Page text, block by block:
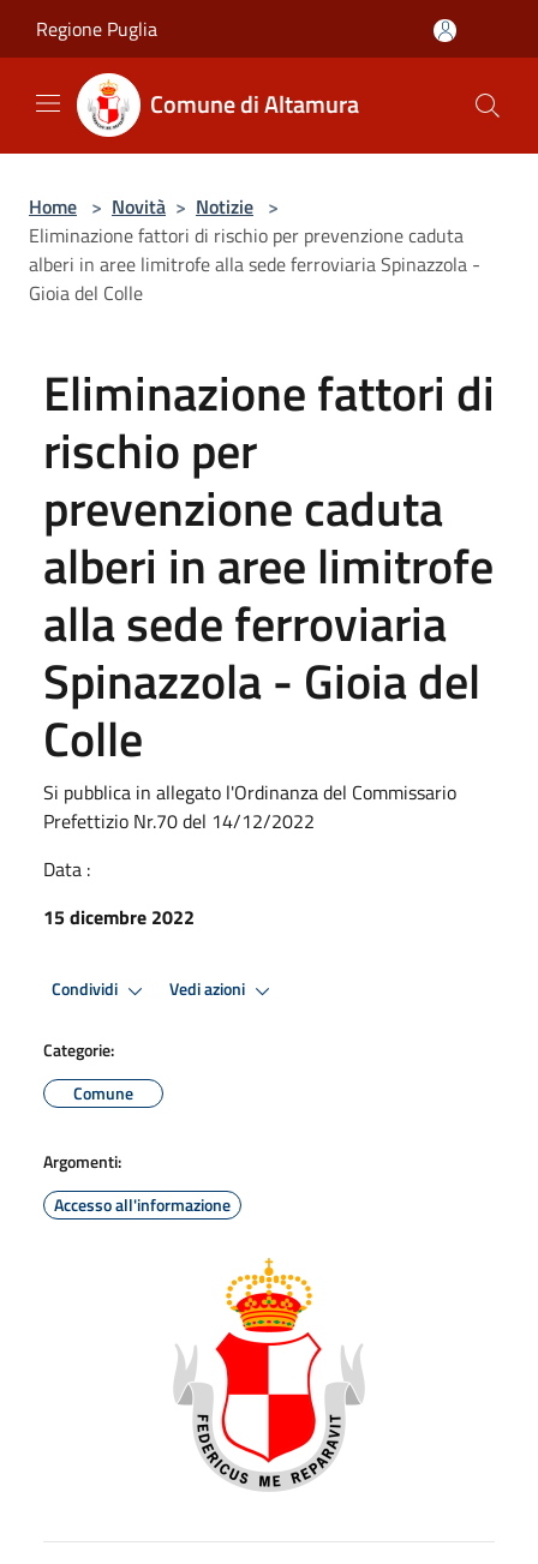
Regione Puglia
Comune di Altamura
Home > Novità > Notizie >
Eliminazione fattori di rischio per prevenzione caduta
alberi in aree limitrofe alla sede ferroviaria Spinazzola -
Gioia del Colle
Eliminazione fattori di
rischio per
prevenzione caduta
alberi in aree limitrofe
alla sede ferroviaria
Spinazzola - Gioia del
Colle
Si pubblica in allegato l'Ordinanza del Commissario
Prefettizio Nr.70 del 14/12/2022
Data :
15 dicembre 2022
Condividi Vedi azioni
Categorie:
Comune
Argomenti:
Accesso all'informazione